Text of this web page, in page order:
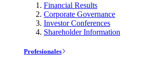
Financial Results
Corporate Governance
Investor Conferences
Shareholder Information
Profesionales